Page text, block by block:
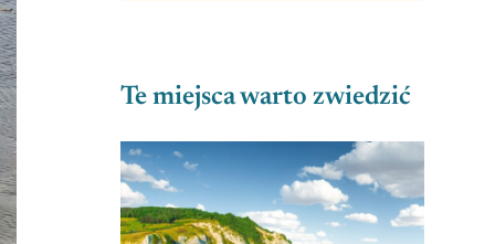
Te miejsca warto zwiedzić